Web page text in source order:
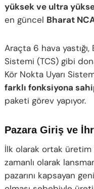
yüksek ve ultra
en güncel Bharat
Araçta 6 hava
Sistemi (TCS) gibi
Kör Nokta Uyarı
farklı fonksiyona
paketi görev yapıyor.
Pazara Giriş ve
İlk olarak ortak
zamanlı olarak
pazarını kapsayan